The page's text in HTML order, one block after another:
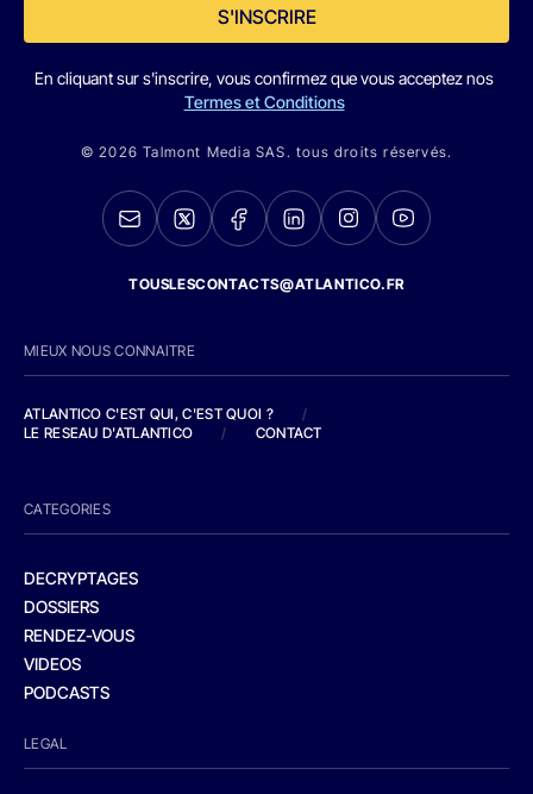
S'INSCRIRE
En cliquant sur s'inscrire, vous confirmez que vous acceptez nos
Termes et Conditions
© 2026 Talmont Media SAS. tous droits réservés.
TOUSLESCONTACTS@ATLANTICO.FR
MIEUX NOUS CONNAITRE
ATLANTICO C'EST QUI, C'EST QUOI ?
/
LE RESEAU D'ATLANTICO
/ CONTACT
CATEGORIES
DECRYPTAGES
DOSSIERS
RENDEZ-VOUS
VIDEOS
PODCASTS
LEGAL